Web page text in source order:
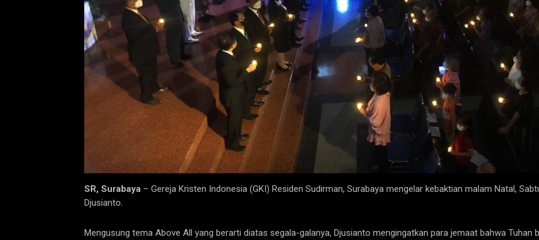
SR, Surabaya – Gereja Kristen Indonesia (GKI) Residen Sudirman, Surabaya mengelar kebaktian malam Natal,
Djusianto.
Mengusung tema Above All yang berarti diatas segala-galanya, Djusianto mengingatkan para jemaat bahwa Tuhan